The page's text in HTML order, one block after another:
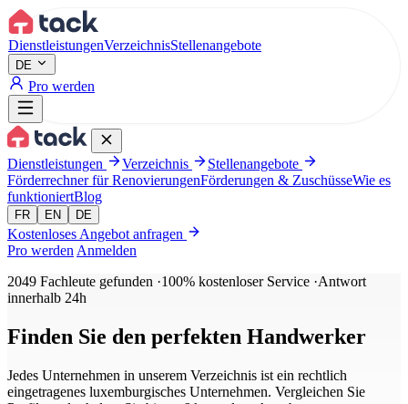
Aller au contenu principal
DienstleistungenVerzeichnisStellenangebote
DE
Pro werden
Dienstleistungen Verzeichnis
Stellenangebote
Förderrechner für RenovierungenFörderungen & ZuschüsseWie es
funktioniertBlog
FR EN DE
Kostenloses Angebot anfragen
Pro werden Anmelden
2049 Fachleute gefunden ·100% kostenloser Service ·Antwort
innerhalb 24h
Finden Sie den perfekten Handwerker
Jedes Unternehmen in unserem Verzeichnis ist ein rechtlich
eingetragenes luxemburgisches Unternehmen. Vergleichen Sie